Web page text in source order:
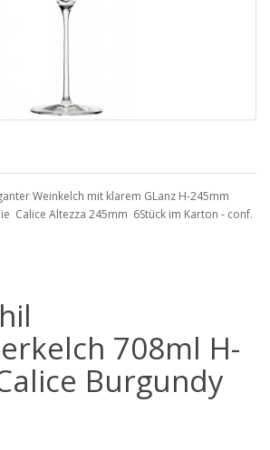
Weinkelch mit klarem GLanz H-245mm
Calice Altezza 245mm 6Stück im Karton - conf.
708ml H-
Burgundy